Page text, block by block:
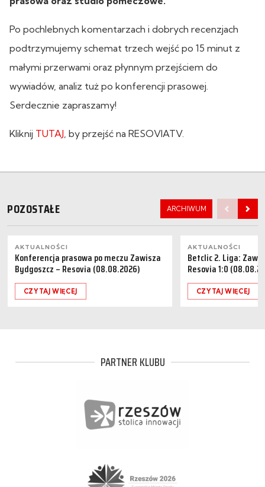
Po pochlebnych komentarzach i dobrych recenzjach
podtrzymujemy schemat trzech wejść po 15 minut z
małymi przerwami oraz płynnym przejściem do
wywiadów, analiz tuż po konferencji prasowej.
Serdecznie zapraszamy!
Kliknij TUTAJ , by przejść na RESOVIATV.
POZOSTAŁE ARCHIWUM
AKTUALNOŚCI
Konferencja prasowa po meczu Zawisza
Bydgoszcz – Resovia (08.08.2026)
CZYTAJ WIĘCEJ
AKTUALNOŚCI
Betclic 2. Liga:
Resovia 1:0
CZYTAJ WIĘCEJ
PARTNER KLUBU